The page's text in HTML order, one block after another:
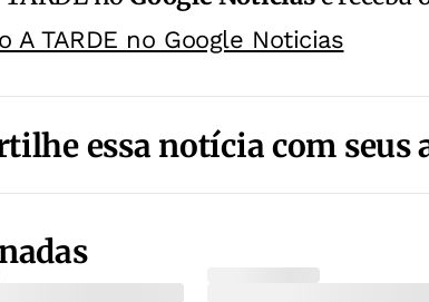
A TARDE no Google Noticias
essa notícia com seus